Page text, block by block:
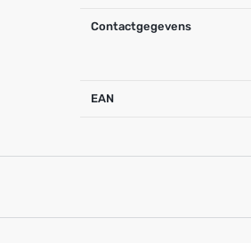
Contactgegevens
EAN